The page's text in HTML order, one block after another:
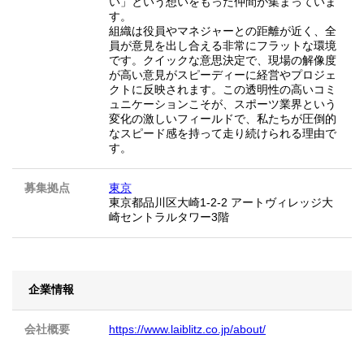
す。
組織は役員やマネジャーとの距離が近く、全
員が意見を出し合える非常にフラットな環境
です。クイックな意思決定で、現場の解像度
が高い意見がスピーディーに経営やプロジェ
クトに反映されます。この透明性の高いコミ
ュニケーションこそが、スポーツ業界という
変化の激しいフィールドで、私たちが圧倒的
なスピード感を持って走り続けられる理由で
す。
募集拠点
東京
東京都品川区大崎1-2-2 アートヴィレッジ大
崎セントラルタワー3階
企業情報
会社概要 https://www.laiblitz.co.jp/about/